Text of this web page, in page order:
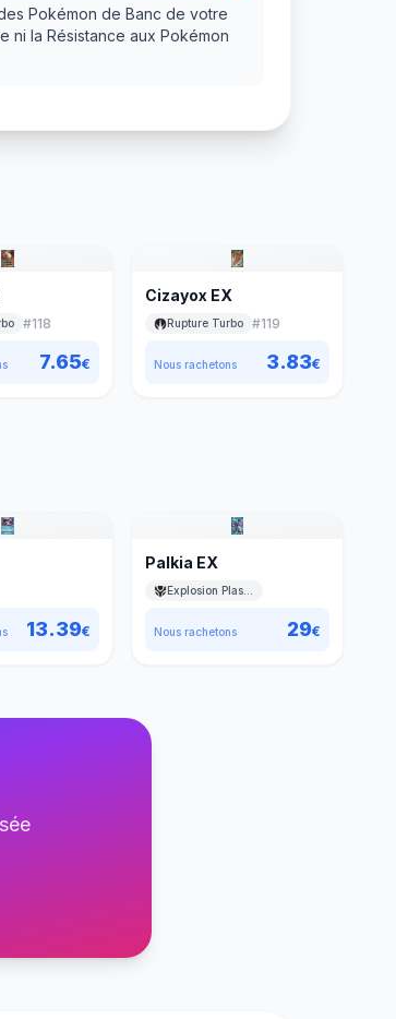
Pokémon de Banc de votre
ni la Résistance aux Pokémon
#118
7.65€
Cizayox EX
Rupture Turbo #119
Nous rachetons 3.83€
13.39€
Palkia EX
Nous rachetons 29€